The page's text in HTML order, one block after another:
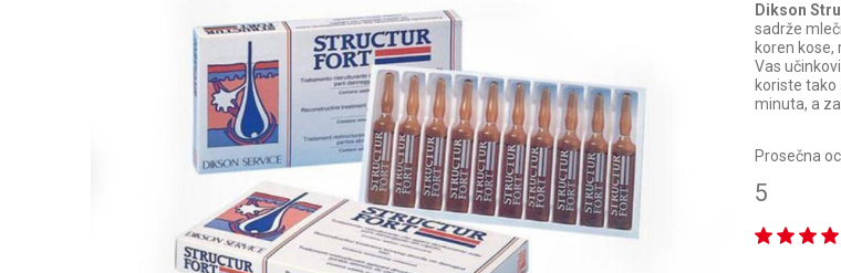
Dikson
sadrže
koren kose,
Vas
koriste
minuta, a
Prosečna
5